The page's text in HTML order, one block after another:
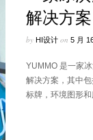
解决方案
by HI设计 on 5 月
YUMMO 是一家
解决方案，其中
标牌，环境图形